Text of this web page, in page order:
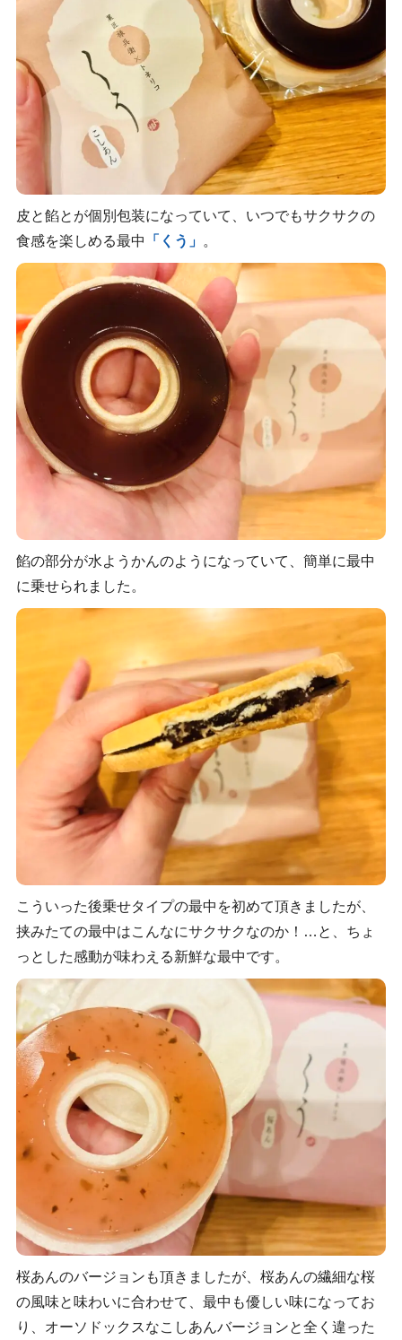
皮と餡とが個別包装になっていて、いつでもサクサクの
食感を楽しめる最中
「くう」 。
餡の部分が水ようかんのようになっていて、簡単に最中
に乗せられました。
こういった後乗せタイプの最中を初めて頂きましたが、
挟みたての最中はこんなにサクサクなのか！…と、ちょ
っとした感動が味わえる新鮮な最中です。
桜あんのバージョンも頂きましたが、桜あんの繊細な桜
の風味と味わいに合わせて、最中も優しい味になってお
り、オーソドックスなこしあんバージョンと全く違った